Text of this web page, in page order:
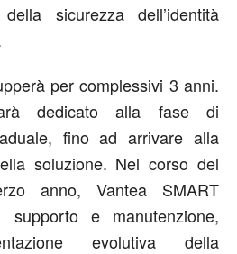
sicurezza dell’identità
per complessivi 3 anni.
dedicato alla fase di
fino ad arrivare alla
soluzione. Nel corso del
anno, Vantea SMART
e manutenzione,
evolutiva della